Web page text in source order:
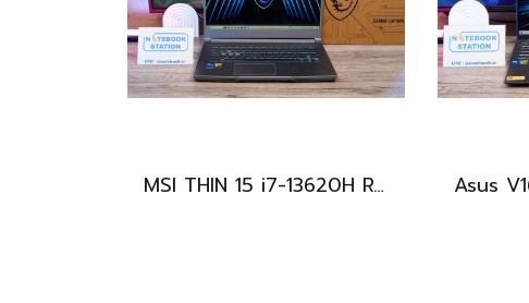
MSI THIN 15 i7-13620H RTX-2050(4GB) Ram8 SSD512 จอ15.6 FHD 144Hz สเปคเกมมิ่ง คีย์บอร์ดไฟสีฟ้า ดีไซน์เรียบหรู น้ำหนักเบาไม่ถึง2kg เครื่องมีประกันศูนย์พร้อมใช้งานในราคาสุดคุ้มเพียง 18,500.-เท่านั้น